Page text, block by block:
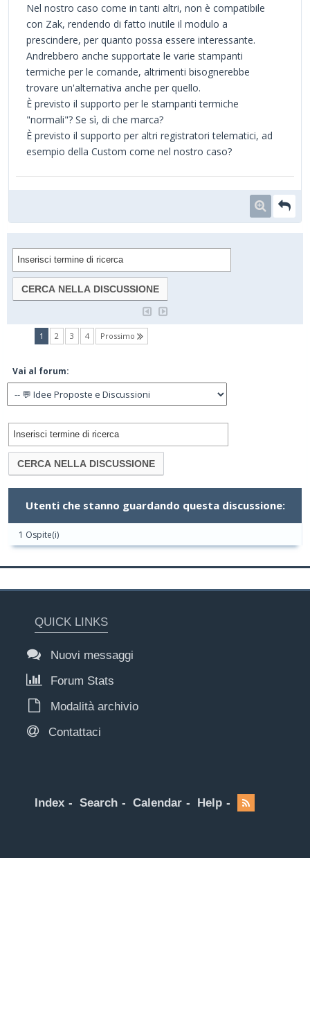
Nel nostro caso come in tanti altri, non è compatibile
con Zak, rendendo di fatto inutile il modulo a
prescindere, per quanto possa essere interessante.
Andrebbero anche supportate le varie stampanti
termiche per le comande, altrimenti bisognerebbe
trovare un'alternativa anche per quello.
È previsto il supporto per le stampanti termiche
"normali"? Se sì, di che marca?
È previsto il supporto per altri registratori telematici, ad
esempio della Custom come nel nostro caso?
1 (current)
2 3 4 Prossimo
Vai al forum:
Utenti che stanno guardando questa discussione:
1 Ospite(i)
QUICK LINKS
Nuovi messaggi
Forum Stats
Modalità archivio
Contattaci
Index Search Calendar Help